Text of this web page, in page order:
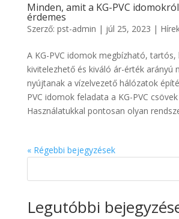
Minden, amit a KG-PVC
érdemes
Szerző: pst-admin | júl 25, 2023 |
A KG-PVC idomok megbízható, tartós,
kivitelezhető és kiváló ár-érték arányú
nyújtanak a vízelvezető hálózatok
PVC idomok feladata a KG-PVC
Használatukkal pontosan olyan
« Régebbi bejegyzések
Legutóbbi